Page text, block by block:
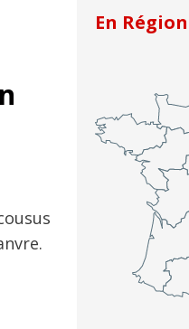
En Région